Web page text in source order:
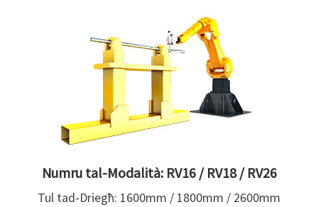
Numru tal-Modalità: RV16 / RV18 / RV26
Tul tad-Driegħ: 1600mm / 1800mm / 2600mm